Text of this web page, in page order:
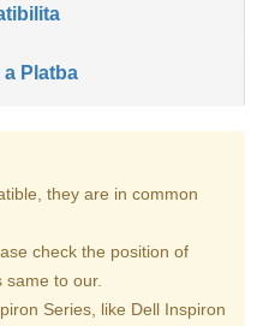
a Platba
they are in common
check the position of
to our.
Series, like Dell Inspiron